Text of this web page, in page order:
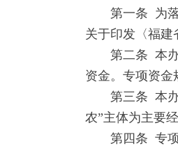
第一条 为落实
关于印发〈福建
第二条 本办法
资金。专项资金
第三条 本办法
农”主体为主要
第四条 专项资